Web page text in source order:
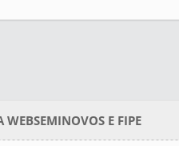
WEBSEMINOVOS E FIPE